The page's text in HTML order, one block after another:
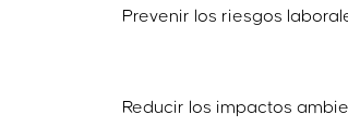
Prevenir los riesgos
Reducir los impactos